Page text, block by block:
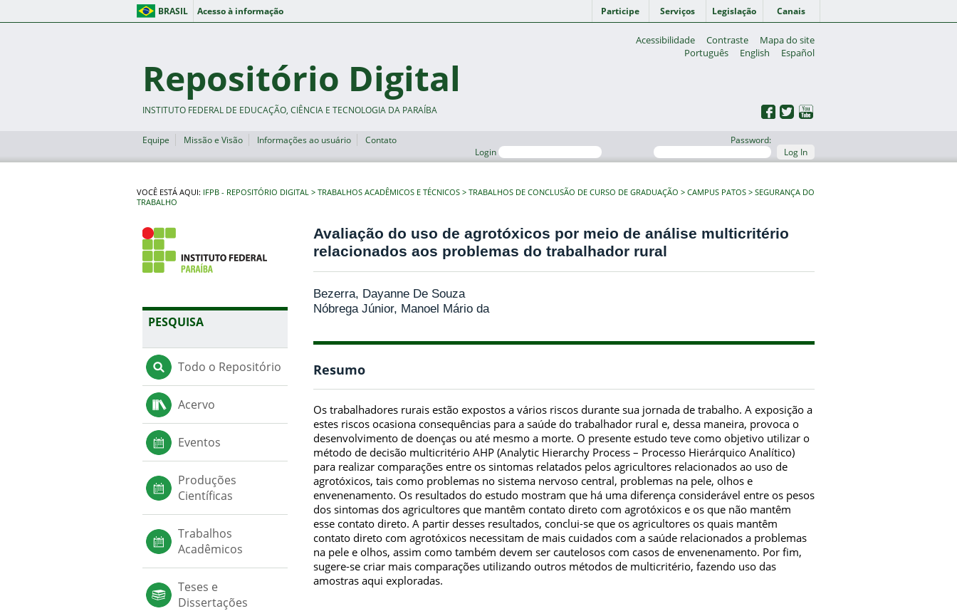
BRASIL Acesso à informação Participe Serviços Legislação Canais
Acessibilidade Contraste
Mapa do site
Português
English Español
Repositório Digital
INSTITUTO FEDERAL DE EDUCAÇÃO, CIÊNCIA E TECNOLOGIA DA PARAÍBA
Equipe Missão e Visão Informações ao usuário
Contato
Login
Password:
Log In
VOCÊ ESTÁ AQUI: IFPB - REPOSITÓRIO DIGITAL TRABALHOS ACADÊMICOS E TÉCNICOS TRABALHOS DE CONCLUSÃO DE CURSO DE GRADUAÇÃO CAMPUS PATOS
SEGURANÇA DO
TRABALHO
PESQUISA
Todo o Repositório
Acervo
Eventos
Produções
Científicas
Trabalhos
Acadêmicos
Teses e
Dissertações
Avaliação do uso de agrotóxicos por meio de análise multicritério
relacionados aos problemas do trabalhador rural
Bezerra, Dayanne De Souza
Nóbrega Júnior, Manoel Mário da
Resumo
Os trabalhadores rurais estão expostos a vários riscos durante sua jornada de trabalho. A exposição a
estes riscos ocasiona consequências para a saúde do trabalhador rural e, dessa maneira, provoca o
desenvolvimento de doenças ou até mesmo a morte. O presente estudo teve como objetivo utilizar o
método de decisão multicritério AHP (Analytic Hierarchy Process – Processo Hierárquico Analítico)
para realizar comparações entre os sintomas relatados pelos agricultores relacionados ao uso de
agrotóxicos, tais como problemas no sistema nervoso central, problemas na pele, olhos e
envenenamento. Os resultados do estudo mostram que há uma diferença considerável entre os pesos
dos sintomas dos agricultores que mantêm contato direto com agrotóxicos e os que não mantêm
esse contato direto. A partir desses resultados, conclui-se que os agricultores os quais mantêm
contato direto com agrotóxicos necessitam de mais cuidados com a saúde relacionados a problemas
na pele e olhos, assim como também devem ser cautelosos com casos de envenenamento. Por fim,
sugere-se criar mais comparações utilizando outros métodos de multicritério, fazendo uso das
amostras aqui exploradas.